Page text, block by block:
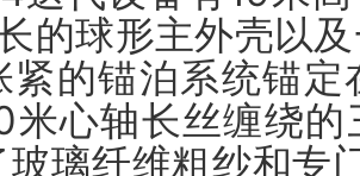
的球形主外壳以
紧的锚泊系统锚
米心轴长丝缠绕
玻璃纤维粗纱和专